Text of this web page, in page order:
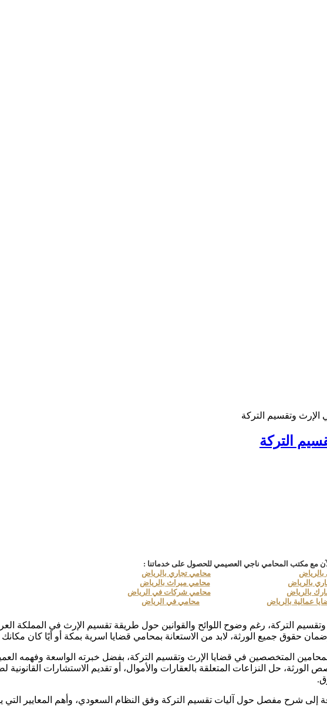
وتقسيم التركة
التركة
مع مكتب المحامي ناجي العصيمي للحصول على خدماتنا :
محامي تجاري بالرياض
بالرياض
محامي ميراث بالرياض
بالرياض
محامي شركات في الرياض
عمالية بالرياض
محامي في الرياض
التركة، رغم وضوح اللوائح والقوانين حول طريقة تقسيم الإرث في المملكة
حقوق جميع الورثة، لابد من الاستعانة بمحامي قضايا اسرية بمكة أو أيًا كان مكانك
المتخصصين في قضايا الإرث وتقسيم التركة، بفضل خبرته الواسعة وفهمه
حل النزاعات المتعلقة بالعقارات والأموال، أو تقديم الاستشارات القانونية
شرح مفصل حول آليات تقسيم التركة وفق النظام السعودي، وأهم المعايير التي